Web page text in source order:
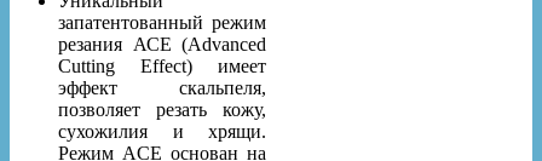
запатентованный режим
резания АСЕ (Advanced
Cutting Effect) имеет
эффект скальпеля,
позволяет резать кожу,
сухожилия и хрящи.
Режим ACE основан на